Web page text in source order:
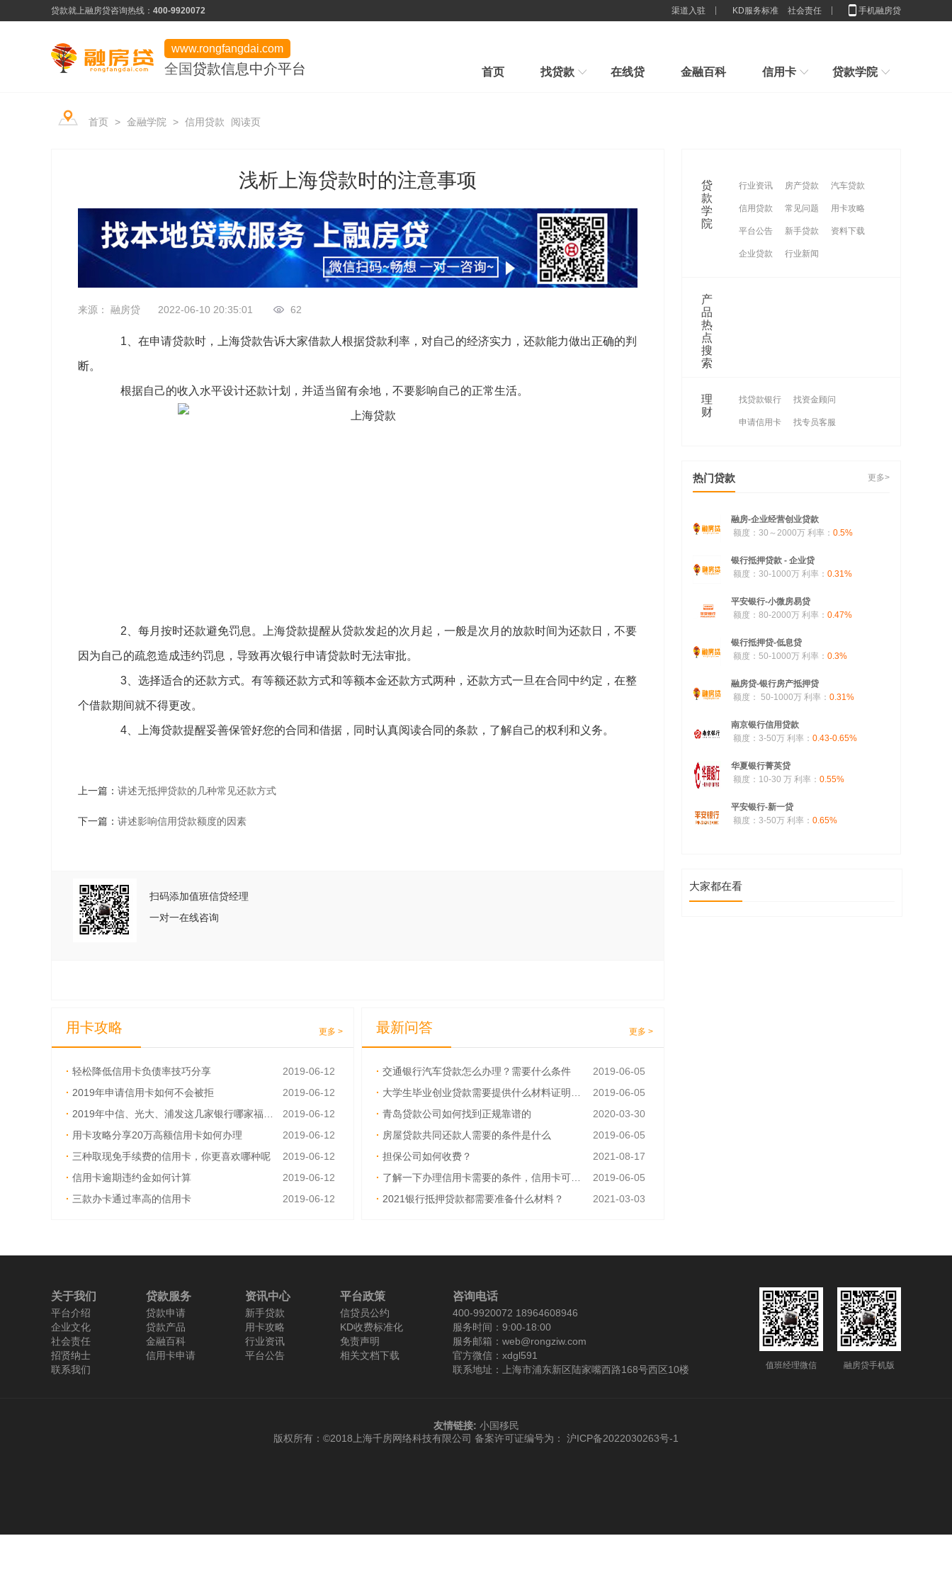
贷款就上融房贷咨询热线： 400-9920072 渠道入驻 KD服务标准 社会责任 手机融房贷
www.rongfangdai.com
贷款信息中介平台
全国 首页 找贷款
信用贷款
企业贷款
低门槛、快速审批
在线贷款
在线申请、在线放款
帮我推荐
融房帮您选择最合适贷款新品
重磅官宣！消费贷贴息来了，9
在线贷 金融百科 信用卡
服务市场
贷款学院
平台学堂
用卡攻略 平台公告
资料下载 企业贷款 行业新闻
刚接触贷款要怎么样计算贷款利息
谈一谈这些群体不适合办理消费贷款
首页 > 金融学院 > 信用贷款 阅读页
浅析上海贷款时的注意事项
来源： 融房贷 2022-06-10 20:35:01 62
1、在申请贷款时，上海贷款告诉大家借款人根据贷款利率，对自己的经济实力，还款能力做出正确的判
断。
根据自己的收入水平设计还款计划，并适当留有余地，不要影响自己的正常生活。
2、每月按时还款避免罚息。上海贷款提醒从贷款发起的次月起，一般是次月的放款时间为还款日，不要
因为自己的疏忽造成违约罚息，导致再次银行申请贷款时无法审批。
3、选择适合的还款方式。有等额还款方式和等额本金还款方式两种，还款方式一旦在合同中约定，在整
个借款期间就不得更改。
4、上海贷款提醒妥善保管好您的合同和借据，同时认真阅读合同的条款，了解自己的权利和义务。
上一篇： 讲述无抵押贷款的几种常见还款方式
下一篇： 讲述影响信用贷款额度的因素
扫码添加值班信贷经理
一对一在线咨询
用卡攻略 更多 >
· 轻松降低信用卡负债率技巧分享
2019-06-12
· 2019年申请信用卡如何不会被拒
2019-06-12
· 2019年中信、光大、浦发这几家银行哪家福利多
2019-06-12
· 用卡攻略分享20万高额信用卡如何办理
2019-06-12
· 三种取现免手续费的信用卡，你更喜欢哪种呢
2019-06-12
· 信用卡逾期违约金如何计算
2019-06-12
· 三款办卡通过率高的信用卡
2019-06-12
最新问答 更多 >
· 交通银行汽车贷款怎么办理？需要什么条件
2019-06-05
· 大学生毕业创业贷款需要提供什么材料证明呢？
2019-06-05
· 青岛贷款公司如何找到正规靠谱的
2020-03-30
· 房屋贷款共同还款人需要的条件是什么
2019-06-05
· 担保公司如何收费？
2021-08-17
· 了解一下办理信用卡需要的条件，信用卡可以异地激活吗
2019-06-05
· 2021银行抵押贷款都需要准备什么材料？
2021-03-03
贷
款
学
院
行业资讯 房产贷款 汽车贷款
信用贷款 常见问题 用卡攻略
平台公告 新手贷款 资料下载
企业贷款 行业新闻
产
品
热
点
搜
索
理
财
找贷款银行 找资金顾问
申请信用卡 找专员客服
热门贷款 更多>
融房-企业经营创业贷款
额度：30～2000万 利率： 0.5%
银行抵押贷款 - 企业贷
额度：30-1000万 利率： 0.31%
平安银行-小微房易贷
额度：80-2000万 利率： 0.47%
银行抵押贷-低息贷
额度：50-1000万 利率： 0.3%
融房贷-银行房产抵押贷
额度： 50-1000万 利率： 0.31%
南京银行信用贷款
额度：3-50万 利率： 0.43-0.65%
华夏银行菁英贷
额度：10-30 万 利率： 0.55%
平安银行-新一贷
额度：3-50万 利率： 0.65%
大家都在看
关于我们
平台介绍
企业文化
社会责任
招贤纳士
联系我们
贷款服务
贷款申请
贷款产品
金融百科
信用卡申请
资讯中心
新手贷款
用卡攻略
行业资讯
平台公告
平台政策
信贷员公约
KD收费标准化
免责声明
相关文档下载
咨询电话
400-9920072 18964608946
服务时间：9:00-18:00
服务邮箱：web@rongziw.com
官方微信：xdgl591
联系地址：上海市浦东新区陆家嘴西路168号西区10楼
值班经理微信 融房贷手机版
友情链接: 小国移民
版权所有：©2018上海千房网络科技有限公司 备案许可证编号为： 沪ICP备2022030263号-1